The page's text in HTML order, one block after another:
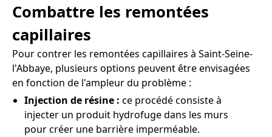
Combattre les remontées
capillaires
Pour contrer les remontées capillaires à Saint-Seine-
l'Abbaye, plusieurs options peuvent être envisagées
en fonction de l'ampleur du problème :
Injection de résine : ce procédé consiste à
injecter un produit hydrofuge dans les murs
pour créer une barrière imperméable.